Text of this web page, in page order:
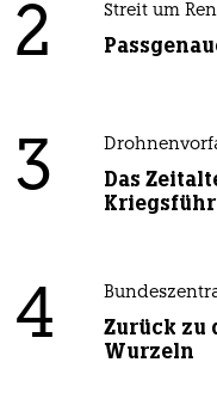
2 Streit um
3
Das
4
Zurück zu
Wurzeln